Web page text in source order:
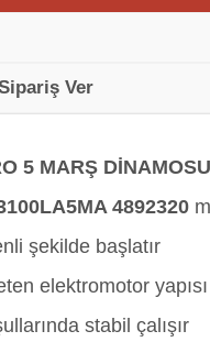
Ver
5 MARŞ DİNAMOSU
4892320
şekilde başlatır
elektromotor
stabil çalışır